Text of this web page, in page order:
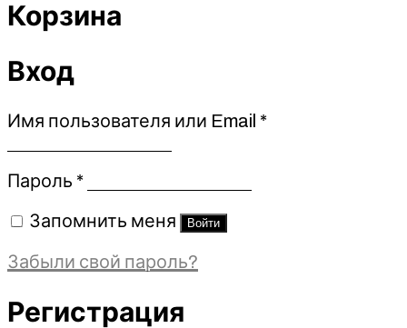
Корзина
Вход
Имя пользователя или Email *Обязательно
Пароль *Обязательно
Запомнить меня Войти
Забыли свой пароль?
Регистрация